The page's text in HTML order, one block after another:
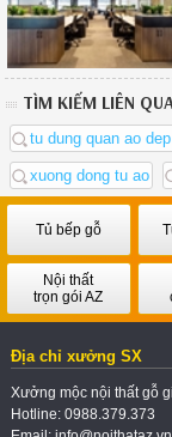
TÌM KIẾM LIÊN
tu dung quan ao
xuong dong tu ao
Tủ bếp gỗ
Nội thất
trọn gói AZ
Địa chỉ xưởng SX
Xưởng mộc nội thất gỗ
Hotline: 0988.379.373